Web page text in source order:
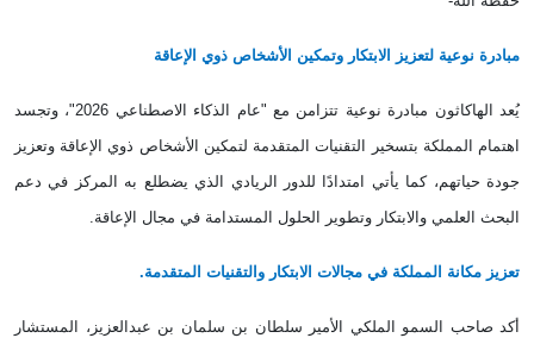
مبادرة نوعية لتعزيز الابتكار وتمكين الأشخاص ذوي الإعاقة
يُعد الهاكاثون مبادرة نوعية تتزامن مع "عام الذكاء الاصطناعي 2026"، وتجسد
اهتمام المملكة بتسخير التقنيات المتقدمة لتمكين الأشخاص ذوي الإعاقة وتعزيز
جودة حياتهم، كما يأتي امتدادًا للدور الريادي الذي يضطلع به المركز في دعم
البحث العلمي والابتكار وتطوير الحلول المستدامة في مجال الإعاقة.
تعزيز مكانة المملكة في مجالات الابتكار والتقنيات المتقدمة.
أكد صاحب السمو الملكي الأمير سلطان بن سلمان بن عبدالعزيز، المستشار